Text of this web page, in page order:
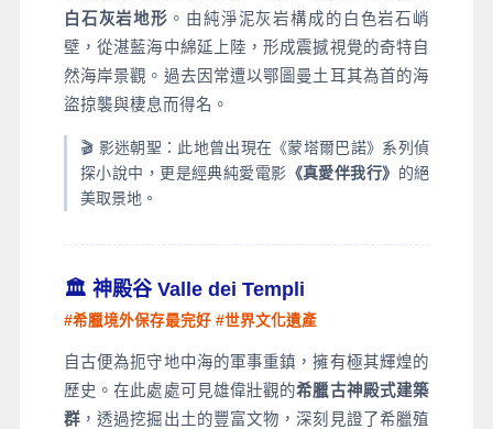
白石灰岩地形 。由純淨泥灰岩構成的白色岩石峭
壁，從湛藍海中綿延上陸，形成震撼視覺的奇特自
然海岸景觀。過去因常遭以鄂圖曼土耳其為首的海
盜掠襲與棲息而得名。
🎬 影迷朝聖：此地曾出現在《蒙塔爾巴諾》系列偵
探小說中，更是經典純愛電影 《真愛伴我行》 的絕
美取景地。
🏛️ 神殿谷 Valle dei Templi
#希臘境外保存最完好 #世界文化遺產
自古便為扼守地中海的軍事重鎮，擁有極其輝煌的
歷史。在此處處可見雄偉壯觀的希臘古神殿式建築
群 ，透過挖掘出土的豐富文物，深刻見證了希臘殖